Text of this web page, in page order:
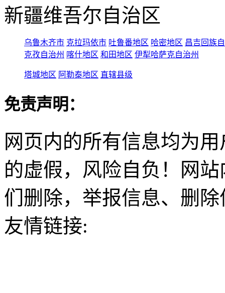
新疆维吾尔自治区
乌鲁木齐市 克拉玛依市 吐鲁番地区 哈密地区 昌吉回族
克孜自治州 喀什地区 和田地区 伊犁哈萨克自治州
塔城地区 阿勒泰地区 直辖县级
免责声明：
网页内的所有信息均为
的虚假，风险自负！网
们删除，举报信息、删
友情链接: